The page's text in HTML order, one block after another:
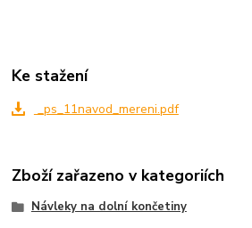
Ke stažení
_ps_11navod_mereni.pdf
Zboží zařazeno v kategoriích
Návleky na dolní končetiny